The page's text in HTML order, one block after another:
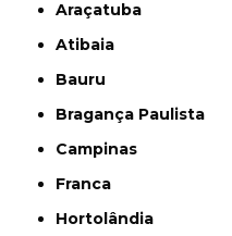
Araçatuba
Atibaia
Bauru
Bragança Paulista
Campinas
Franca
Hortolândia